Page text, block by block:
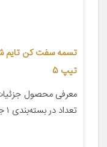
تیپ 5
تعداد در بسته‌بندی ۱ جنس کالا فلز ساخت کشور ایران